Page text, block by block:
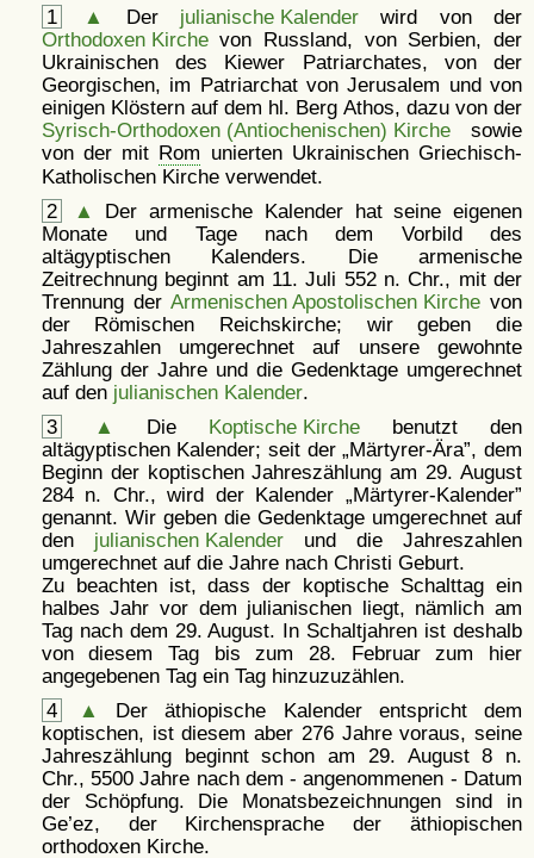
1 ▲ Der julianische Kalenderwird von der
Orthodoxen Kirchevon Russland, von Serbien, der
Ukrainischen des Kiewer Patriarchates, von der
Georgischen, im Patriarchat von Jerusalem und von
einigen Klöstern auf dem hl. Berg Athos, dazu von der
Syrisch-Orthodoxen (Antiochenischen) Kirchesowie
von der mit Rom unierten Ukrainischen Griechisch-
Katholischen Kirche verwendet.
2
▲
Der armenische Kalender hat seine eigenen
Monate und Tage nach dem Vorbild des
altägyptischen Kalenders. Die armenische
Zeitrechnung beginnt am 11. Juli 552 n. Chr., mit der
Trennung derArmenischen Apostolischen Kirche von
der Römischen Reichskirche; wir geben die
Jahreszahlen umgerechnet auf unsere gewohnte
Zählung der Jahre und die Gedenktage umgerechnet
auf den julianischen Kalender.
3
▲ Die Koptische Kirchebenutzt den
altägyptischen Kalender; seit der Märtyrer-Ära , dem
Beginn der koptischen Jahreszählung am 29. August
284 n. Chr., wird der Kalender
Märtyrer-Kalender
genannt. Wir geben die Gedenktage umgerechnet auf
den julianischen Kalenderund die Jahreszahlen
umgerechnet auf die Jahre nach Christi Geburt.
Zu beachten ist, dass der koptische Schalttag ein
halbes Jahr vor dem julianischen liegt, nämlich am
Tag nach dem 29. August. In Schaltjahren ist deshalb
von diesem Tag bis zum 28. Februar zum hier
angegebenen Tag ein Tag hinzuzuzählen.
4
▲
Der äthiopische Kalender entspricht dem
koptischen, ist diesem aber 276 Jahre voraus, seine
Jahreszählung beginnt schon am 29. August 8 n.
Chr., 5500 Jahre nach dem - angenommenen - Datum
der Schöpfung. Die Monatsbezeichnungen sind in
Ge’ez, der Kirchensprache der äthiopischen
orthodoxen Kirche.